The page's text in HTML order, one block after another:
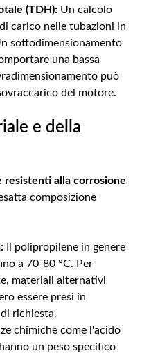
(TDH): Un calcolo
carico nelle tubazioni in
sottodimensionamento
una bassa
può
del motore.
e della
resistenti alla corrosione
composizione
Il polipropilene in genere
a 70-80 °C. Per
materiali alternativi
essere presi in
richiesta.
chimiche come l'acido
un peso specifico